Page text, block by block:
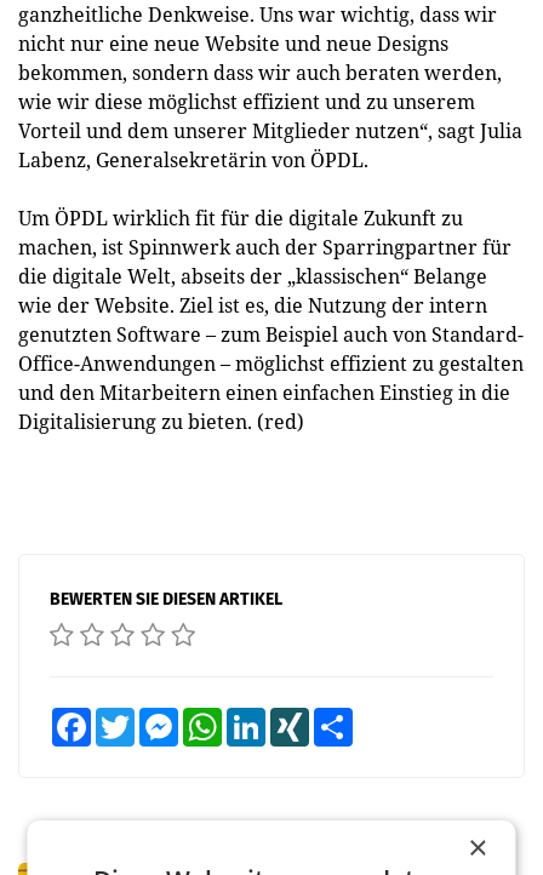
ganzheitliche Denkweise. Uns war wichtig, dass wir
nicht nur eine neue Website und neue Designs
bekommen, sondern dass wir auch beraten werden,
wie wir diese möglichst effizient und zu unserem
Vorteil und dem unserer Mitglieder nutzen“, sagt Julia
Labenz, Generalsekretärin von ÖPDL.
Um ÖPDL wirklich fit für die digitale Zukunft zu
machen, ist Spinnwerk auch der Sparringpartner für
die digitale Welt, abseits der „klassischen“ Belange
wie der Website. Ziel ist es, die Nutzung der intern
genutzten Software – zum Beispiel auch von Standard-
Office-Anwendungen – möglichst effizient zu gestalten
und den Mitarbeitern einen einfachen Einstieg in die
Digitalisierung zu bieten. (red)
BEWERTEN SIE DIESEN ARTIKEL
FacebookTwitter MessengerWhatsAppLinkedInXING
×